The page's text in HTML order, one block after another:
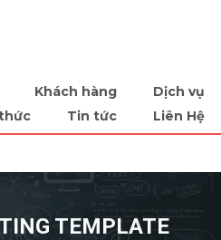
Khách hàng
Dịch vụ
Tin tức Liên Hệ
TEMPLATE